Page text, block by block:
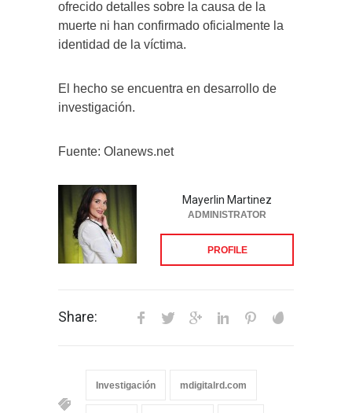
ofrecido detalles sobre la causa de la
muerte ni han confirmado oficialmente la
identidad de la víctima.
El hecho se encuentra en desarrollo de
investigación.
Fuente: Olanews.net
Mayerlin Martinez
ADMINISTRATOR
PROFILE
Share:
Investigación mdigitalrd.com